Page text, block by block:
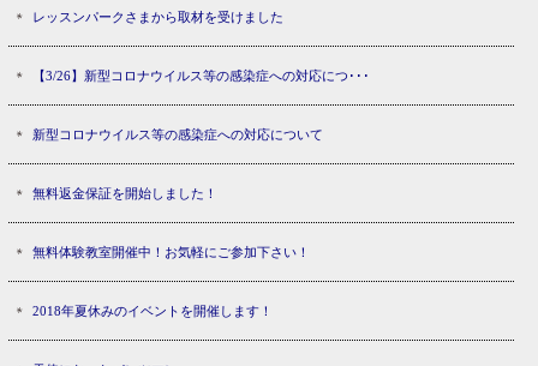
レッスンパークさまから取材を受けました
【3/26】新型コロナウイルス等の感染症への対応につ･･･
新型コロナウイルス等の感染症への対応について
無料返金保証を開始しました！
無料体験教室開催中！お気軽にご参加下さい！
2018年夏休みのイベントを開催します！